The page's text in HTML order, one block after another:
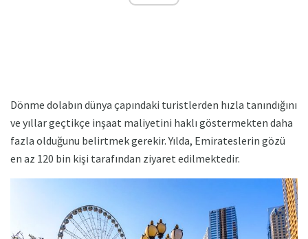
Dönme dolabın dünya çapındaki turistlerden hızla tanındığını
ve yıllar geçtikçe inşaat maliyetini haklı göstermekten daha
fazla olduğunu belirtmek gerekir. Yılda, Emirateslerin gözü
en az 120 bin kişi tarafından ziyaret edilmektedir.